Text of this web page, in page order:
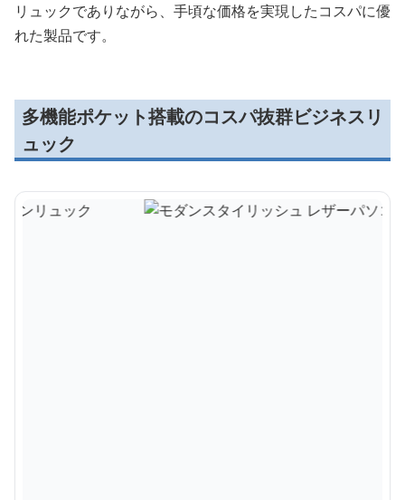
リュックでありながら、手頃な価格を実現したコスパに優
れた製品です。
多機能ポケット搭載のコスパ抜群ビジネスリ
ュック